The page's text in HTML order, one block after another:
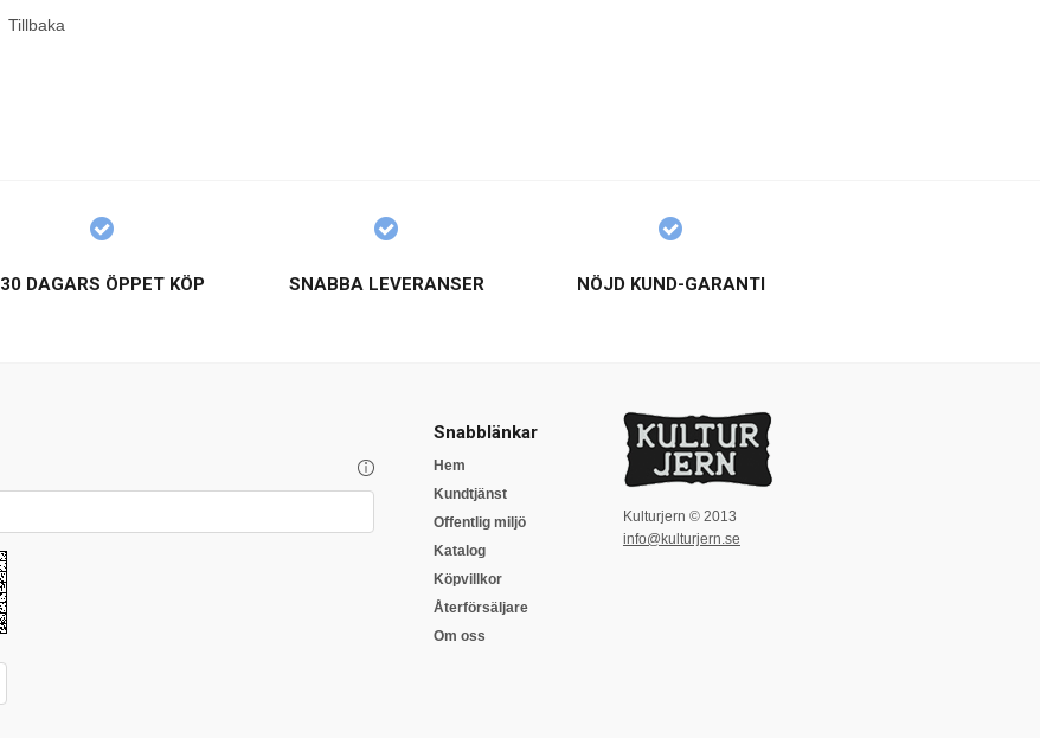
Tillbaka
30 DAGARS ÖPPET KÖP SNABBA LEVERANSER NÖJD KUND-GARANTI
Snabblänkar
Hem
Kundtjänst
Offentlig miljö
Katalog
Köpvillkor
Återförsäljare
Om oss
Kulturjern © 2013
info@kulturjern.se